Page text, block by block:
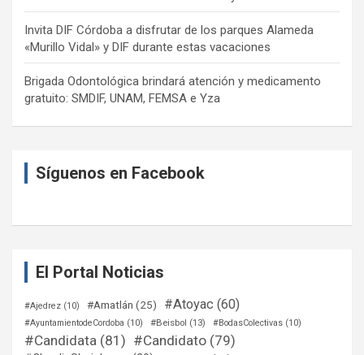
Invita DIF Córdoba a disfrutar de los parques Alameda
«Murillo Vidal» y DIF durante estas vacaciones
Brigada Odontológica brindará atención y medicamento
gratuito: SMDIF, UNAM, FEMSA e Yza
Síguenos en Facebook
El Portal Noticias
#Ajedrez (10) #Amatlán (25) #Atoyac (60)
#AyuntamientodeCordoba (10) #Beisbol (13) #BodasColectivas (10)
#Candidata (81) #Candidato (79)